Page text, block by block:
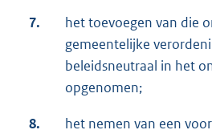
7.
het toevoegen van die
gemeentelijke
beleidsneutraal in het
opgenomen;
8.
het nemen van een